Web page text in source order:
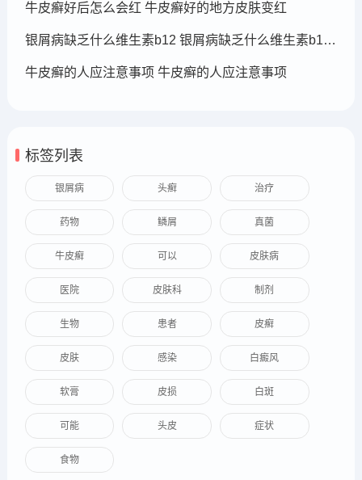
牛皮癣好后怎么会红 牛皮癣好的地方皮肤变红
银屑病缺乏什么维生素b12 银屑病缺乏什么维生素b12可以补充
牛皮癣的人应注意事项 牛皮癣的人应注意事项
标签列表
银屑病 头癣 治疗
药物 鳞屑 真菌
牛皮癣 可以 皮肤病
医院 皮肤科 制剂
生物 患者 皮癣
皮肤 感染 白癜风
软膏 皮损 白斑
可能 头皮 症状
食物